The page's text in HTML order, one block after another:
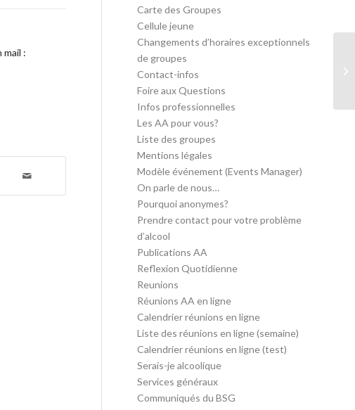
:
Carte des Groupes
Cellule jeune
Changements d’horaires exceptionnels
de groupes
Contact-infos
Foire aux Questions
Infos professionnelles
Les AA pour vous?
Liste des groupes
Mentions légales
Modèle événement (Events Manager)
On parle de nous…
Pourquoi anonymes?
Prendre contact pour votre problème
d’alcool
Publications AA
Reflexion Quotidienne
Reunions
Réunions AA en ligne
Calendrier réunions en ligne
Liste des réunions en ligne (semaine)
Calendrier réunions en ligne (test)
Serais-je alcoolique
Services généraux
Communiqués du BSG